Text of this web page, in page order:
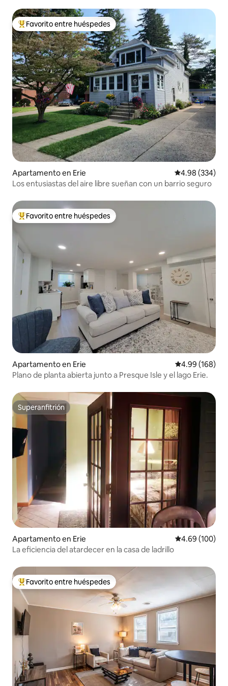
Favorito entre huéspedes preferido
Favorito entre huéspedes
Apartamento en Erie Calificación
4.98 (334)
Los entusiastas del aire libre sueñan con un barrio seguro
Favorito entre huéspedes preferido
Favorito entre huéspedes
Apartamento en Erie Calificación
4.99 (168)
Plano de planta abierta junto a Presque Isle y el lago Erie.
Superanfitrión
Superanfitrión
Apartamento en Erie Calificación
4.69 (100)
La eficiencia del atardecer en la casa de ladrillo
Favorito entre huéspedes preferido
Favorito entre huéspedes